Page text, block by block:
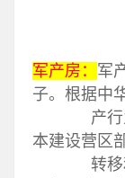
军产房： 军
子。根据中
产行业司
本建设营区
转移和房